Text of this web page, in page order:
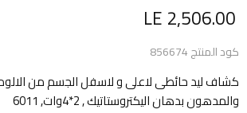
السعر الحالي
LE 2,506.00
كود المنتج856674
كشاف ليد حائطى لاعلى و لاسفل الجسم من
والمدهون بدهان اليكتروستاتيك , 2*4وات, 6011